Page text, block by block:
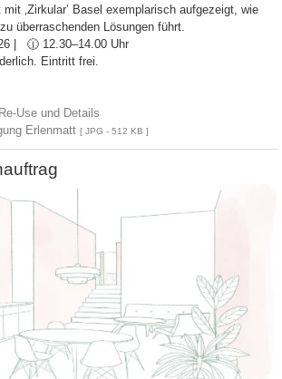
‚Zirkular’ Basel exemplarisch aufgezeigt, wie
überraschenden Lösungen führt.
| 🕧 12.30–14.00 Uhr
Eintritt frei.
Use und Details
Erlenmatt[ JPG - 512 KB ]